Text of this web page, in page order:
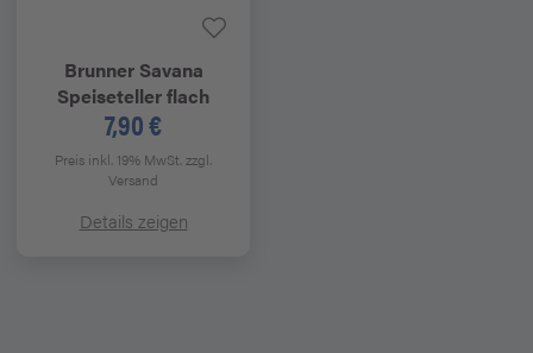
BrunnerSavana
Speiseteller flach
7,90 €
Preis inkl. 19% MwSt.zzgl.
Versand
Details zeigen